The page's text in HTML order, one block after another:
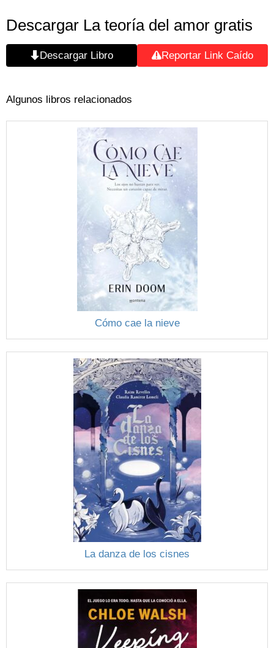
Descargar La teoría del amor gratis
Descargar Libro Reportar Link Caído
Algunos libros relacionados
Cómo cae la nieve
La danza de los cisnes